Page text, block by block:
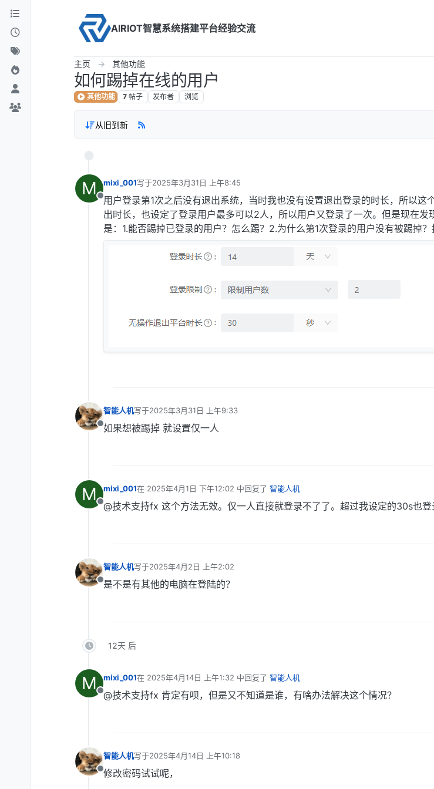
Skip to content
AIRIOT智慧系统搭建平台经验交流
主页 其他功能
如何踢掉在线的用户
其他功能 7 帖子 发布者 浏览
从旧到新
M
离线
mixi_001写于2025年3月31日 上午8:45
最后由 编辑
用户登录第1次之后没有退出系统，当时我也没有设置退出登录的时长，所以这
出时长，也设定了登录用户最多可以2人，所以用户又登录了一次。但是现在
是：1.能否踢掉已登录的用户？怎么踢？2.为什么第1次登录的用户没有被踢掉？
离线
智能人机写于2025年3月31日 上午9:33
最后由 编辑
如果想被踢掉 就设置仅一人
M
离线
mixi_001在 2025年4月1日 下午12:02 中回复了 智能人机
最后由 编辑
@技术支持fx 这个方法无效。仅一人直接就登录不了了。超过我设定的30s也登
离线
智能人机写于2025年4月2日 上午2:02
最后由 编辑
是不是有其他的电脑在登陆的？
12天 后
M
离线
mixi_001在 2025年4月14日 上午1:32 中回复了 智能人机
最后由 编辑
@技术支持fx 肯定有呗，但是又不知道是谁，有啥办法解决这个情况？
离线
智能人机写于2025年4月14日 上午10:18
最后由 编辑
修改密码试试呢，